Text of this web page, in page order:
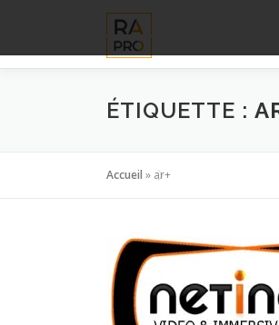
contenu
ÉTIQUETTE :
Accueil » ar+